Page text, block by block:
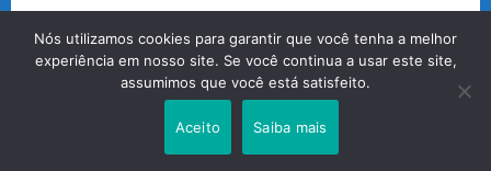
31°C 32°C 32°C 31°C
Nós utilizamos cookies para garantir que você tenha a melhor
experiência em nosso site. Se você continua a usar este site,
assumimos que você está satisfeito.
Aceito Saiba mais